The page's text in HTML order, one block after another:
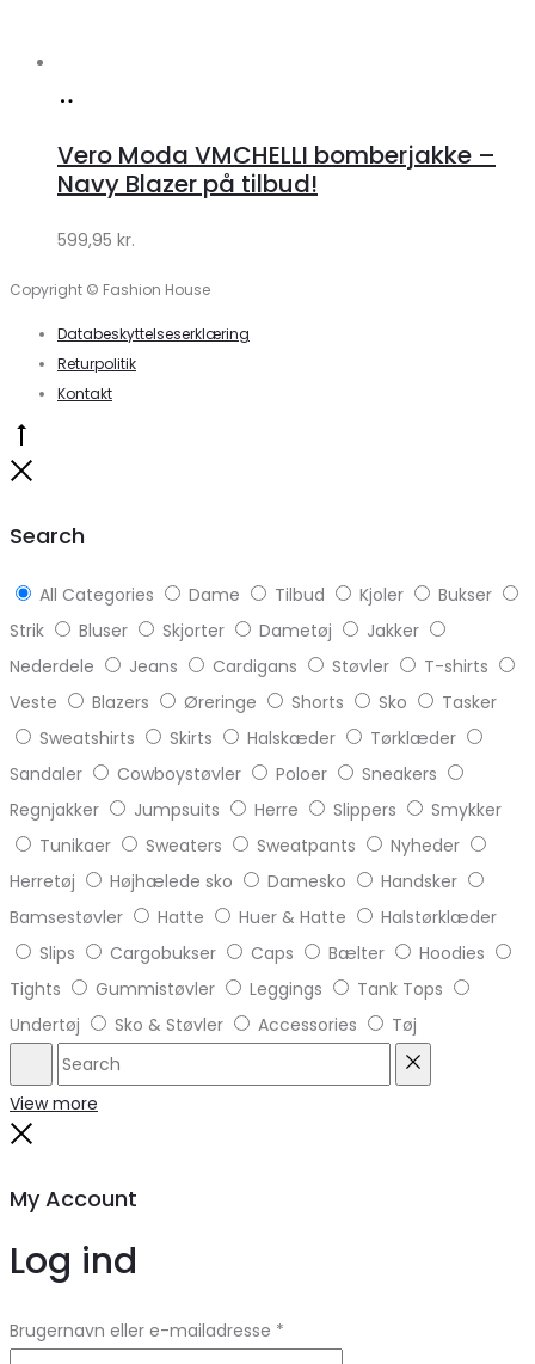
Klædeskabet.dk
Vero Moda VMCHELLI bomberjakke –
Navy Blazer på tilbud!
599,95 kr.
Copyright © Fashion House
Databeskyttelseserklæring
Returpolitik
Kontakt
Search
All Categories Dame Tilbud Kjoler
Bukser
Strik
Bluser Skjorter Dametøj
Jakker
Nederdele
Jeans Cardigans Støvler
T-shirts
Veste
Blazers Øreringe Shorts Sko
Tasker
Sweatshirts
Skirts Halskæder
Tørklæder
Sandaler
Cowboystøvler Poloer
Sneakers
Regnjakker
Jumpsuits Herre Slippers
Smykker
Tunikaer
Sweaters Sweatpants
Nyheder
Herretøj
Højhælede sko Damesko
Handsker
Bamsestøvler
Hatte Huer & Hatte
Halstørklæder
Slips
Cargobukser Caps Bælter
Hoodies
Tights
Gummistøvler Leggings
Tank Tops
Undertøj
Sko & Støvler Accessories Tøj
Search
View more
My Account
Log ind
Brugernavn eller e-mailadresse *